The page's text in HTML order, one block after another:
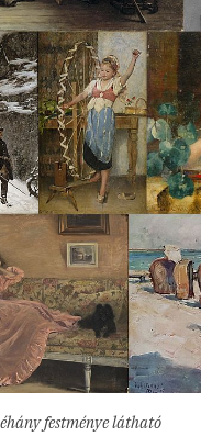
festménye látható